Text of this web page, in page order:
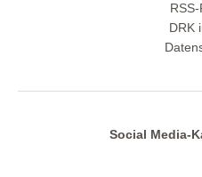
DRK
Social Media-